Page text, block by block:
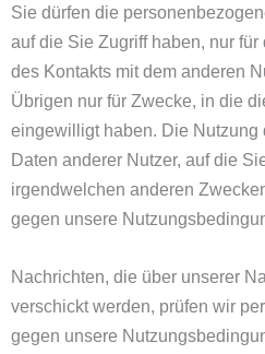
Sie dürfen die
auf die Sie Zugriff haben, nur
des Kontakts mit dem anderen
Übrigen nur für Zwecke, in die
eingewilligt haben. Die Nutzung
Daten anderer Nutzer, auf die
irgendwelchen anderen
gegen unsere
Nachrichten, die über unserer
verschickt werden, prüfen wir
gegen unsere